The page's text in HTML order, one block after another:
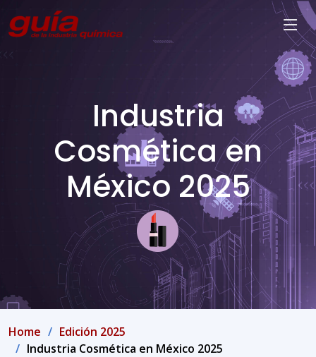
Industria
Cosmética en
México 2025
Home
Edición 2025
Industria Cosmética en México 2025